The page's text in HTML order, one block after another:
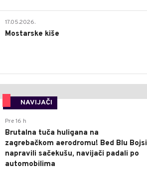
17.05.2026.
Mostarske kiše
NAVIJAČI
Pre 16 h
Brutalna tuča huligana na
zagrebačkom aerodromu! Bed Blu Bojsi
napravili sačekušu, navijači padali po
automobilima